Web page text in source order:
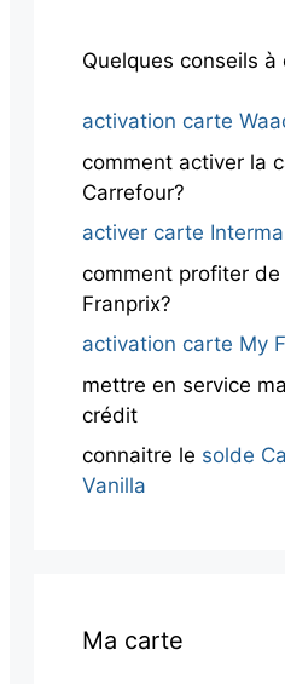
Quelques conseils à
activation carte
comment activer la
Carrefour?
activer carte
comment profiter
Franprix?
activation carte My
mettre en service
crédit
connaitre le solde
Vanilla
Ma carte